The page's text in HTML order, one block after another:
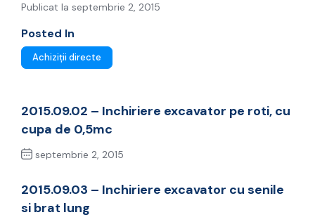
Publicat la septembrie 2, 2015
Posted In
Achiziții directe
2015.09.02 – Inchiriere excavator pe roti, cu
cupa de 0,5mc
septembrie 2, 2015
2015.09.03 – Inchiriere excavator cu senile
si brat lung